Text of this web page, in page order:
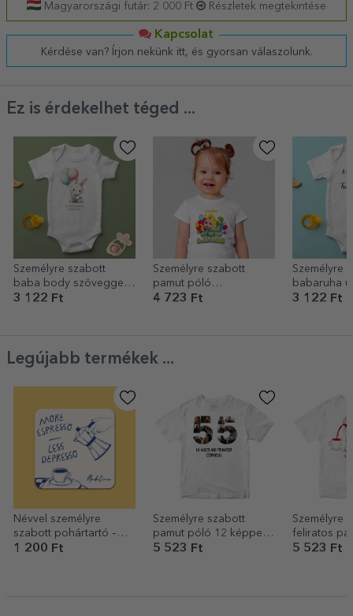
Magyarországi futár: 2 000 Ft Részletek megtekintése
Kapcsolat
Kérdése van? Írjon nekünk itt, és gyorsan válaszolunk.
Ez is érdekelhet téged ...
Személyre szabott
baba body szöveggel -
Az első húsvétom
3 122 Ft
Személyre szabott
pamut póló
gyerekeknek névvel -
4 723 Ft
Személyre
babaruha
tag
3 122 Ft
Legújabb termékek ...
Névvel személyre
szabott pohártartó –
More espresso
1 200 Ft
Személyre szabott
pamut póló 12 képpel
és üzenettel – 55 éves
5 523 Ft
Személyre
feliratos
Coffee
5 523 Ft